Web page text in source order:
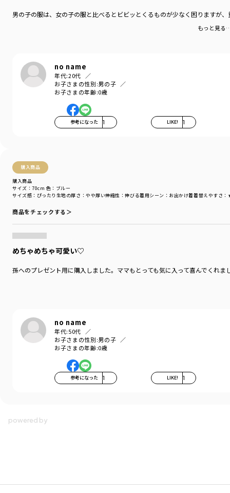
男の子の服は、女の子の服と比べるとビビッとくるものが少なく困りますが
もっと見る
no name
年代:20代
お子さまの性別:男の子
お子さまの年齢:0歳
参考になった 1 LIKE! 1
購入商品
購入商品
サイズ感 ：ぴったり 生地の厚さ ：やや厚い伸縮性 ：伸びる着用シーン ：お出かけ着着替えやすさ
サイズ：70cm 色：ブルー
商品をチェックする＞
めちゃめちゃ可愛い♡
孫へのプレゼント用に購入しました。ママもとっても気に入って喜んでくれ
no name
年代:50代
お子さまの性別:男の子
お子さまの年齢:0歳
参考になった 1 LIKE! 1
裏地：なし
ベビー女児 02-3439-022
ブランド ／branshes
ベビーウェア
／レッド
／BOY